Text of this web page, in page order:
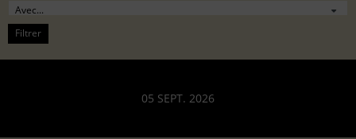
Filtrer
05 SEPT. 2026